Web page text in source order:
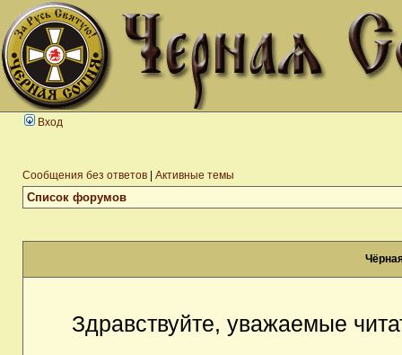
Вход
Сообщения без ответов Активные темы
Список форумов
Здравствуйте, уважаемые